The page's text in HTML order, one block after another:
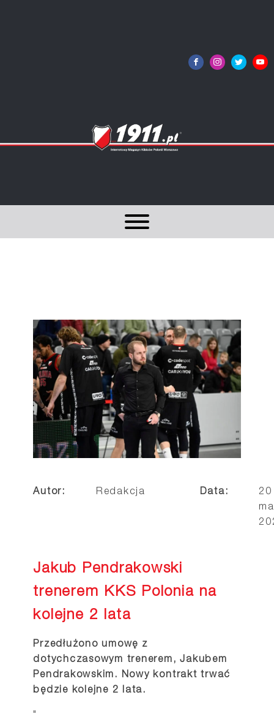
Autor: Redakcja Data:
20
Jakub Pendrakowski
trenerem KKS Polonia na
kolejne 2 lata
Przedłużono umowę z
dotychczasowym trenerem, Jakubem
Pendrakowskim. Nowy kontrakt trwać
będzie kolejne 2 lata.
"